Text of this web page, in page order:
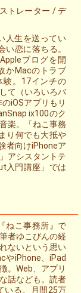
トレーター / デ
人生を送ってい
い恋に落ちる。
ブログを開
かMacのトラブ
験。17インチの
て（いろいろバ
iOSアプリもリ
ix100のク
楽。「ねこ事務
り何でも大抵や
者向けiPhoneア
アシスタントテ
入門講座」では
ねこ事務所』で
者ゆこびんの経
ないという思い
やiPhone、iPad
。Web、アプリ
話なども。読者
いる。月間25万